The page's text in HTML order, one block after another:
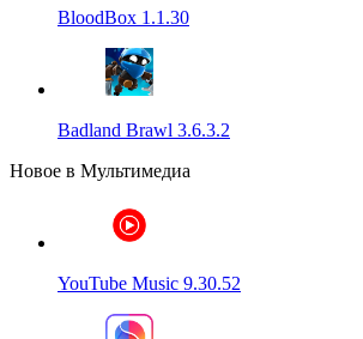
BloodBox 1.1.30
Badland Brawl 3.6.3.2
Новое в Мультимедиа
YouTube Music 9.30.52